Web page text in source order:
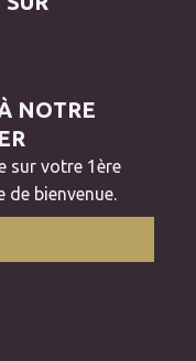
NOTRE
sur votre 1ère
de bienvenue.